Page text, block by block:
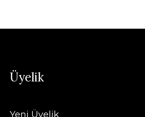
Üyelik
Yeni Üyelik